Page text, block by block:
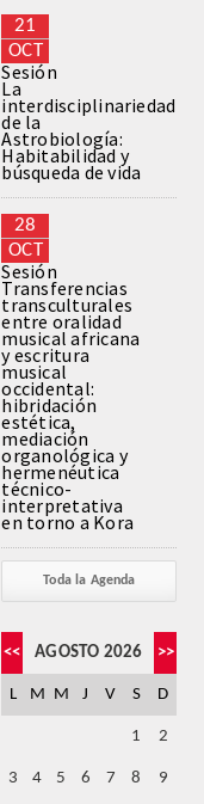
21
OCT
Sesión
La
interdisciplinariedad
de la
Astrobiología:
Habitabilidad y
búsqueda de vida
28
OCT
Sesión
Transferencias
transculturales
entre oralidad
musical africana
y escritura
musical
occidental:
hibridación
estética,
mediación
organológica y
hermenéutica
técnico-
interpretativa
en torno a Kora
Toda la Agenda
<< AGOSTO 2026 >>
L M M J V S D
1 2
3 4 5 6 7 8 9